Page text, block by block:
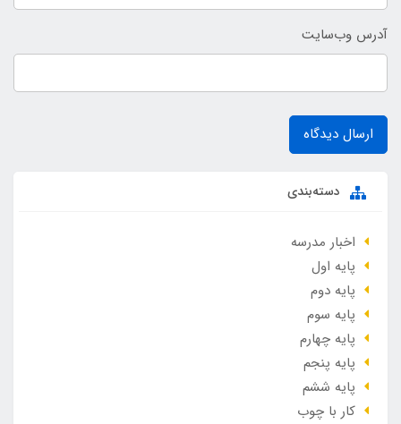
آدرس وب‌سایت
ارسال دیدگاه
دسته‌بندی
اخبار مدرسه
پایه اول
پایه دوم
پایه سوم
پایه چهارم
پایه پنجم
پایه ششم
کار با چوب